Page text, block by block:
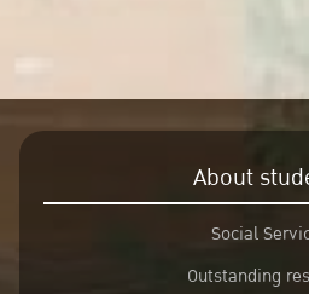
About
Social
Outstanding